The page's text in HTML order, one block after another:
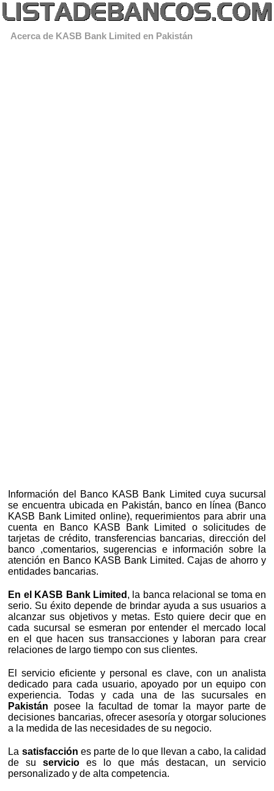
Acerca de KASB Bank Limited en Pakistán
Información del Banco KASB Bank Limited cuya sucursal
se encuentra ubicada en Pakistán, banco en línea (Banco
KASB Bank Limited online), requerimientos para abrir una
cuenta en Banco KASB Bank Limited o solicitudes de
tarjetas de crédito, transferencias bancarias, dirección del
banco ,comentarios, sugerencias e información sobre la
atención en Banco KASB Bank Limited. Cajas de ahorro y
entidades bancarias.
En el KASB Bank Limited , la banca relacional se toma en
serio. Su éxito depende de brindar ayuda a sus usuarios a
alcanzar sus objetivos y metas. Esto quiere decir que en
cada sucursal se esmeran por entender el mercado local
en el que hacen sus transacciones y laboran para crear
relaciones de largo tiempo con sus clientes.
El servicio eficiente y personal es clave, con un analista
dedicado para cada usuario, apoyado por un equipo con
experiencia. Todas y cada una de las sucursales en
Pakistán posee la facultad de tomar la mayor parte de
decisiones bancarias, ofrecer asesoría y otorgar soluciones
a la medida de las necesidades de su negocio.
La satisfacción es parte de lo que llevan a cabo, la calidad
de suservicio es lo que más destacan, un servicio
personalizado y de alta competencia.